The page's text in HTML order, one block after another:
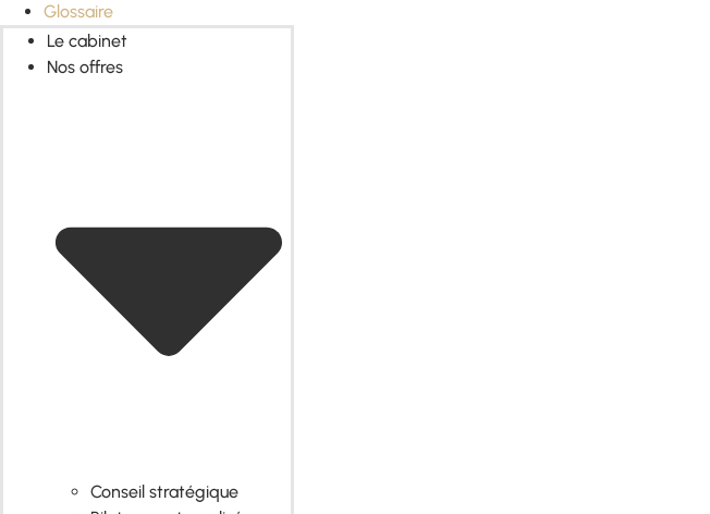
Glossaire
Le cabinet
Nos offres
Conseil stratégique